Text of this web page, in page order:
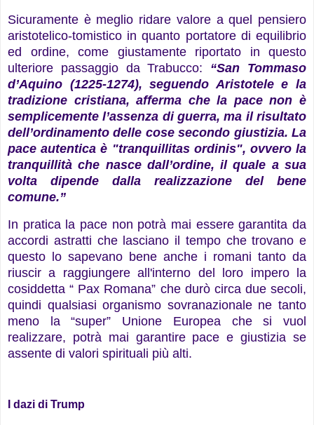
Sicuramente è meglio ridare valore a quel pensiero
aristotelico-tomistico in quanto portatore di equilibrio
ed ordine, come giustamente riportato in questo
ulteriore passaggio da Trabucco: “San Tommaso
d’Aquino (1225-1274), seguendo Aristotele e la
tradizione cristiana, afferma che la pace non è
semplicemente l’assenza di guerra, ma il risultato
dell’ordinamento delle cose secondo giustizia. La
pace autentica è "tranquillitas ordinis", ovvero la
tranquillità che nasce dall’ordine, il quale a sua
volta dipende dalla realizzazione del bene
comune.”
In pratica la pace non potrà mai essere garantita da
accordi astratti che lasciano il tempo che trovano e
questo lo sapevano bene anche i romani tanto da
riuscir a raggiungere all'interno del loro impero la
cosiddetta “ Pax Romana” che durò circa due secoli,
quindi qualsiasi organismo sovranazionale ne tanto
meno la “super” Unione Europea che si vuol
realizzare, potrà mai garantire pace e giustizia se
assente di valori spirituali più alti.
I dazi di Trump